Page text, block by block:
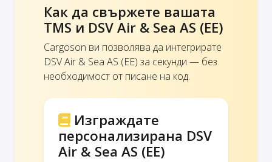
Как да свържете вашата
TMS и DSV Air & Sea AS (EE)
Cargoson ви позволява да интегрирате
DSV Air & Sea AS (EE) за секунди — без
необходимост от писане на код.
Изграждате
персонализирана DSV
Air & Sea AS (EE)